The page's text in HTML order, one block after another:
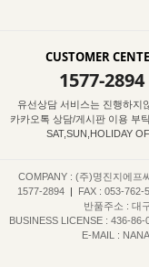
CUSTOMER
1577-2894
유선상담 서비스는 진행하지
카카오톡 상담/게시판 이용 부
SAT,SUN,HOLIDAY
COMPANY : (주)명진지에프
1577-2894
| FAX : 053-762-
반품주소 : 대
BUSINESS LICENSE : 436-86-
E-MAIL :